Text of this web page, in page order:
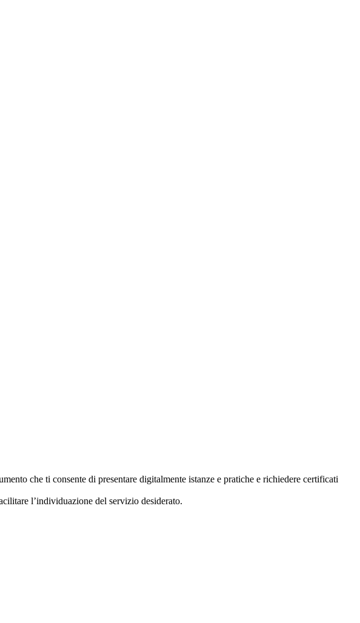
che ti consente di presentare digitalmente istanze e pratiche e richiedere certificati
l’individuazione del servizio desiderato.